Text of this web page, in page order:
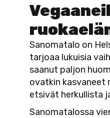
Sanomatalo on
tarjoaa lukuisia
saanut paljon
ovatkin kasvaneet
etsivät herkullista
Sanomatalossa